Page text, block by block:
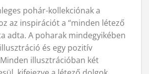
pohár-kollekciónak a
az inspirációt a “minden létező
adta. A poharak mindegyikében
és egy pozitív
illusztrációban két